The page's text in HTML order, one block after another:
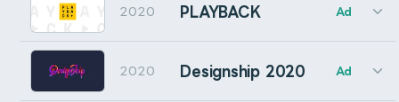
autoRectではないレイヤーはスキップされ、スキップさ
れたレイヤーはステータスメッセージに表示されます。
Typography Motion Graphics: Shigu, Cumuloworks
Background Illustration: najuco
花譜 2nd ONE-MAN LIVE 「不可解弐Q2」で、
「nerve」と「人間ビデオ」の演出を担当しました。
電音部PV vol.0のモーショングラフィックスを制作しま
した。
2020 PLAYBACK Ad
2020 Designship 2020 Ad